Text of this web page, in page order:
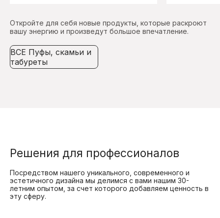
Откройте для себя новые продукты, которые раскроют
вашу энергию и произведут большое впечатление.
ВСЕ Пуфы, скамьи и
табуреты
Решения для профессионалов
Посредством нашего уникального, современного и
эстетичного дизайна мы делимся с вами нашим 30-
летним опытом, за счет которого добавляем ценность в
эту сферу.